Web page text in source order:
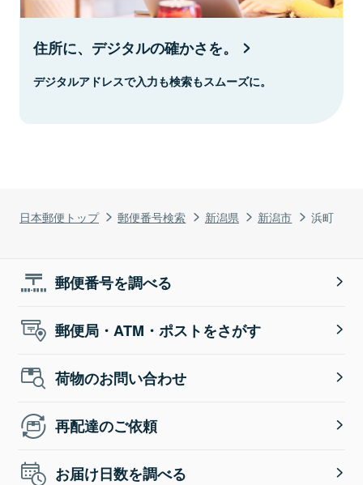
日本郵便トップ 郵便番号検索 新潟県 新潟市 浜町
住所に、デジタルの確かさを。
デジタルアドレスで入力も検索もスムーズに。
郵便番号を調べる
郵便局・ATM・ポストをさがす
荷物のお問い合わせ
再配達のご依頼
お届け日数を調べる